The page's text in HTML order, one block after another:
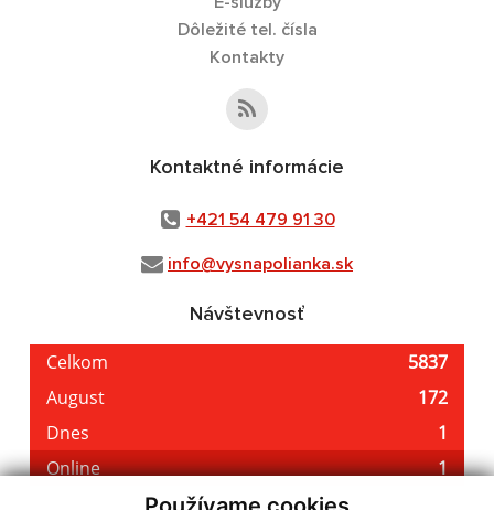
Dôležité tel. čísla
Kontakty
Kontaktné informácie
+421 54 479 91 30
info@vysnapolianka.sk
Návštevnosť